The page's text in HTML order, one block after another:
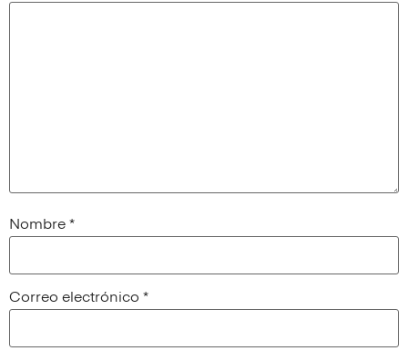
Nombre *
Correo electrónico *